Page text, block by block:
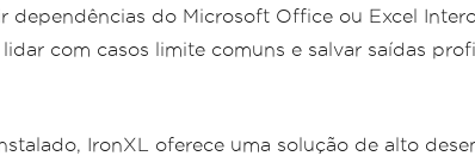
do Microsoft Office ou Excel
com casos limite comuns e salvar saídas
IronXL oferece uma solução de alto